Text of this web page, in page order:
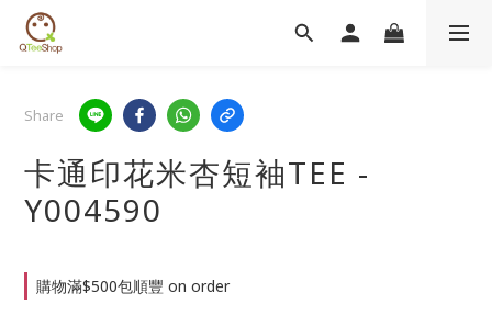
Share
卡通印花米杏短袖TEE -
Y004590
購物滿$500包順豐 on order